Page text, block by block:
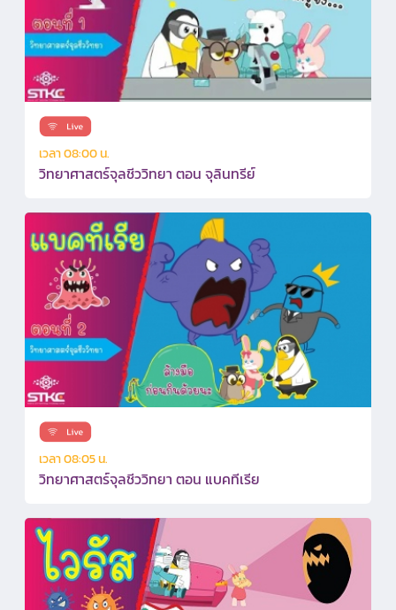
เวลา 08:00 น.
วิทยาศาสตร์จุลชีววิทยา ตอน จุลินทรีย์
เวลา 08:05 น.
วิทยาศาสตร์จุลชีววิทยา ตอน แบคทีเรีย